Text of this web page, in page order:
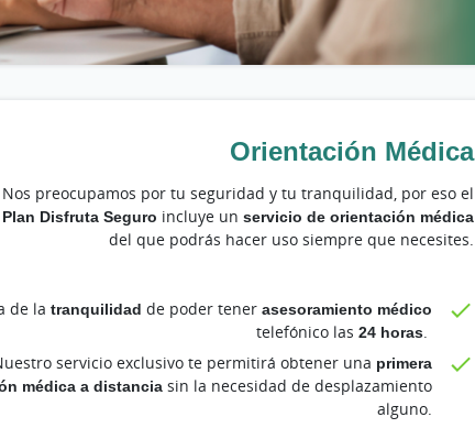
Orientación Médica
Nos preocupamos por tu seguridad y tu tranquilidad, por eso el
Plan Disfruta Seguro incluye un servicio de orientación médica
del que podrás hacer uso siempre que necesites.
de la tranquilidad de poder tener asesoramiento médico
telefónico las 24 horas
servicio exclusivo te permitirá obtener una primera
médica a distancia sin la necesidad de desplazamiento
alguno.